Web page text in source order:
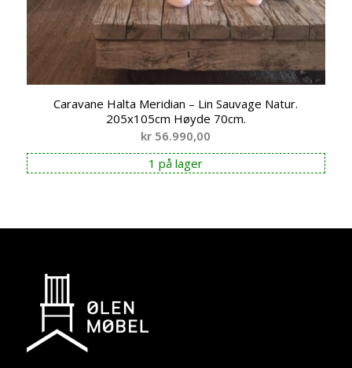
Caravane Halta Meridian – Lin Sauvage Natur.
205x105cm Høyde 70cm.
kr 56.990,00
1 på lager